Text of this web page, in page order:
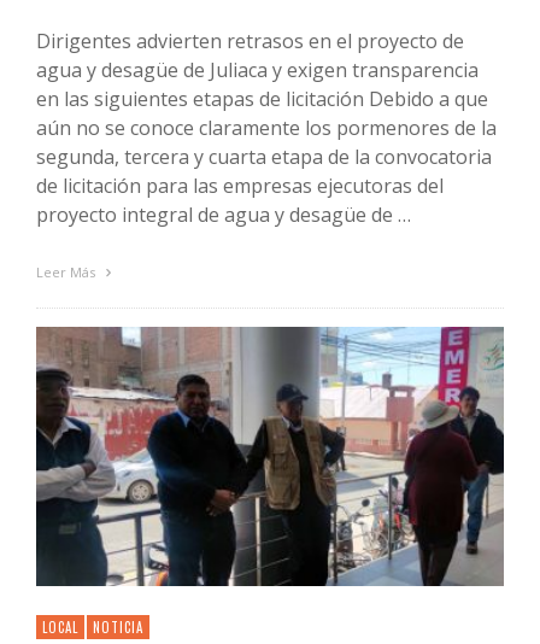
Dirigentes advierten retrasos en el proyecto de
agua y desagüe de Juliaca y exigen transparencia
en las siguientes etapas de licitación Debido a que
aún no se conoce claramente los pormenores de la
segunda, tercera y cuarta etapa de la convocatoria
de licitación para las empresas ejecutoras del
proyecto integral de agua y desagüe de …
Leer Más
LOCAL NOTICIA